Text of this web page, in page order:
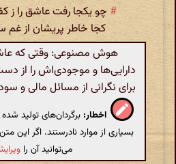
# چو یکجا رفت عاشق را
کجا خاطر پریشان از غم
هوش مصنوعی: وقتی که
دارایی‌ها و موجودی‌اش را از
برای نگرانی از مسائل مالی و
اخطار: برگردان‌های تولید
بسیاری از موارد نادرستند. اگر این
می‌توانید آن را